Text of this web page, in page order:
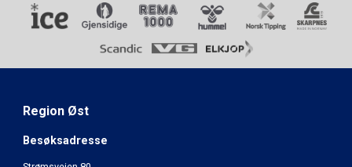
Region Øst
Besøksadresse